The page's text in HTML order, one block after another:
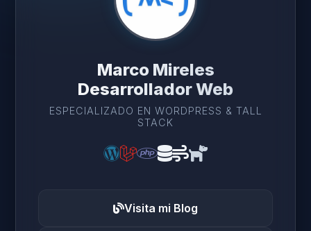
Marco Mireles
Desarrollador Web
ESPECIALIZADO EN WORDPRESS & TALL
STACK
Visita mi Blog